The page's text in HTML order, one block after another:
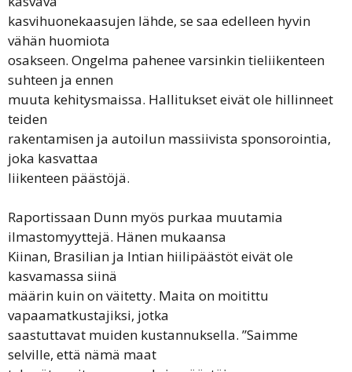
kasvihuonekaasujen lähde, se saa edelleen hyvin
vähän huomiota
osakseen. Ongelma pahenee varsinkin tieliikenteen
suhteen ja ennen
muuta kehitysmaissa. Hallitukset eivät ole hillinneet
teiden
rakentamisen ja autoilun massiivista sponsorointia,
joka kasvattaa
liikenteen päästöjä.
Raportissaan Dunn myös purkaa muutamia
ilmastomyyttejä. Hänen mukaansa
Kiinan, Brasilian ja Intian hiilipäästöt eivät ole
kasvamassa siinä
määrin kuin on väitetty. Maita on moitittu
vapaamatkustajiksi, jotka
saastuttavat muiden kustannuksella. ”Saimme
selville, että nämä maat